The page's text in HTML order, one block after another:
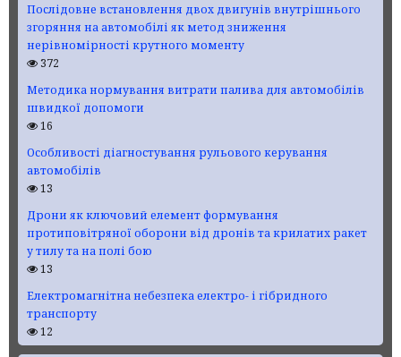
Послідовне встановлення двох двигунів внутрішнього
згоряння на автомобілі як метод зниження
нерівномірності крутного моменту
372
Методика нормування витрати палива для автомобілів
швидкої допомоги
16
Особливості діагностування рульового керування
автомобілів
13
Дрони як ключовий елемент формування
протиповітряної оборони від дронів та крилатих ракет
у тилу та на полі бою
13
Електромагнітна небезпека електро- і гібридного
транспорту
12